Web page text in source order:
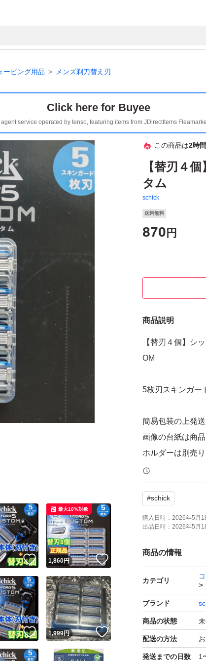
ービング用品 メンズ剃刀替え刃
Click here for Buyee
service operated by tenso, featuring items from JDirectItems
この商品は2時間
【替刃４
タム
schick
送料無料
870 円
商品説明
【替刃４個】シ
OM
5枚刃スキンガー
簡易包装の上発送
画像の台紙は商品
ホルダーは別売り
ご理解ご了承の
〈原産国〉替刃
シェービン
#シックハイドロ
#Schick HYDRO5
#髭剃り
#カミソリ
#schick
購入日時： 2026年5月
出品日時： 2026年5月
商品の情報
カテゴリ
ブランド
商品の状態
配送の方法
発送までの日数 1
いいね！
1,860円
最大10%対象
いいね！
1,999円 いいね！